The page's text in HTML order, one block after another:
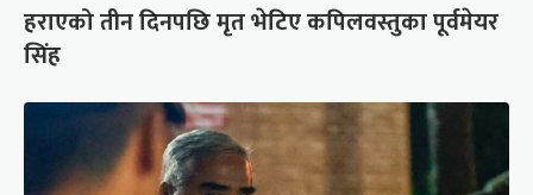
हराएको तीन दिनपछि मृत भेटिए कपिलवस्तुका पूर्वमेयर
सिंह